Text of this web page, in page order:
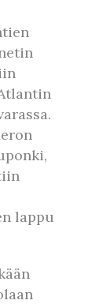
lappu